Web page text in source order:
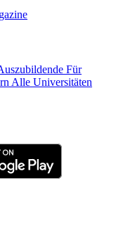
Für
Alle Universitäten